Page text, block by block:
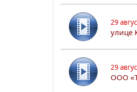
29
улице
29
ООО